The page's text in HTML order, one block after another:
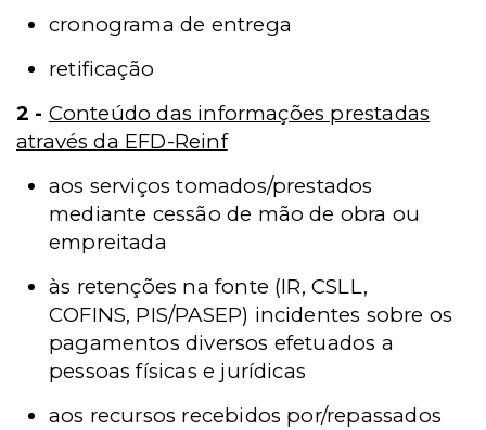
cronograma de entrega
retificação
2 - Conteúdo das informações prestadas
através da EFD-Reinf
aos serviços tomados/prestados
mediante cessão de mão de obra ou
empreitada
às retenções na fonte (IR, CSLL,
COFINS, PIS/PASEP) incidentes sobre os
pagamentos diversos efetuados a
pessoas físicas e jurídicas
aos recursos recebidos por/repassados